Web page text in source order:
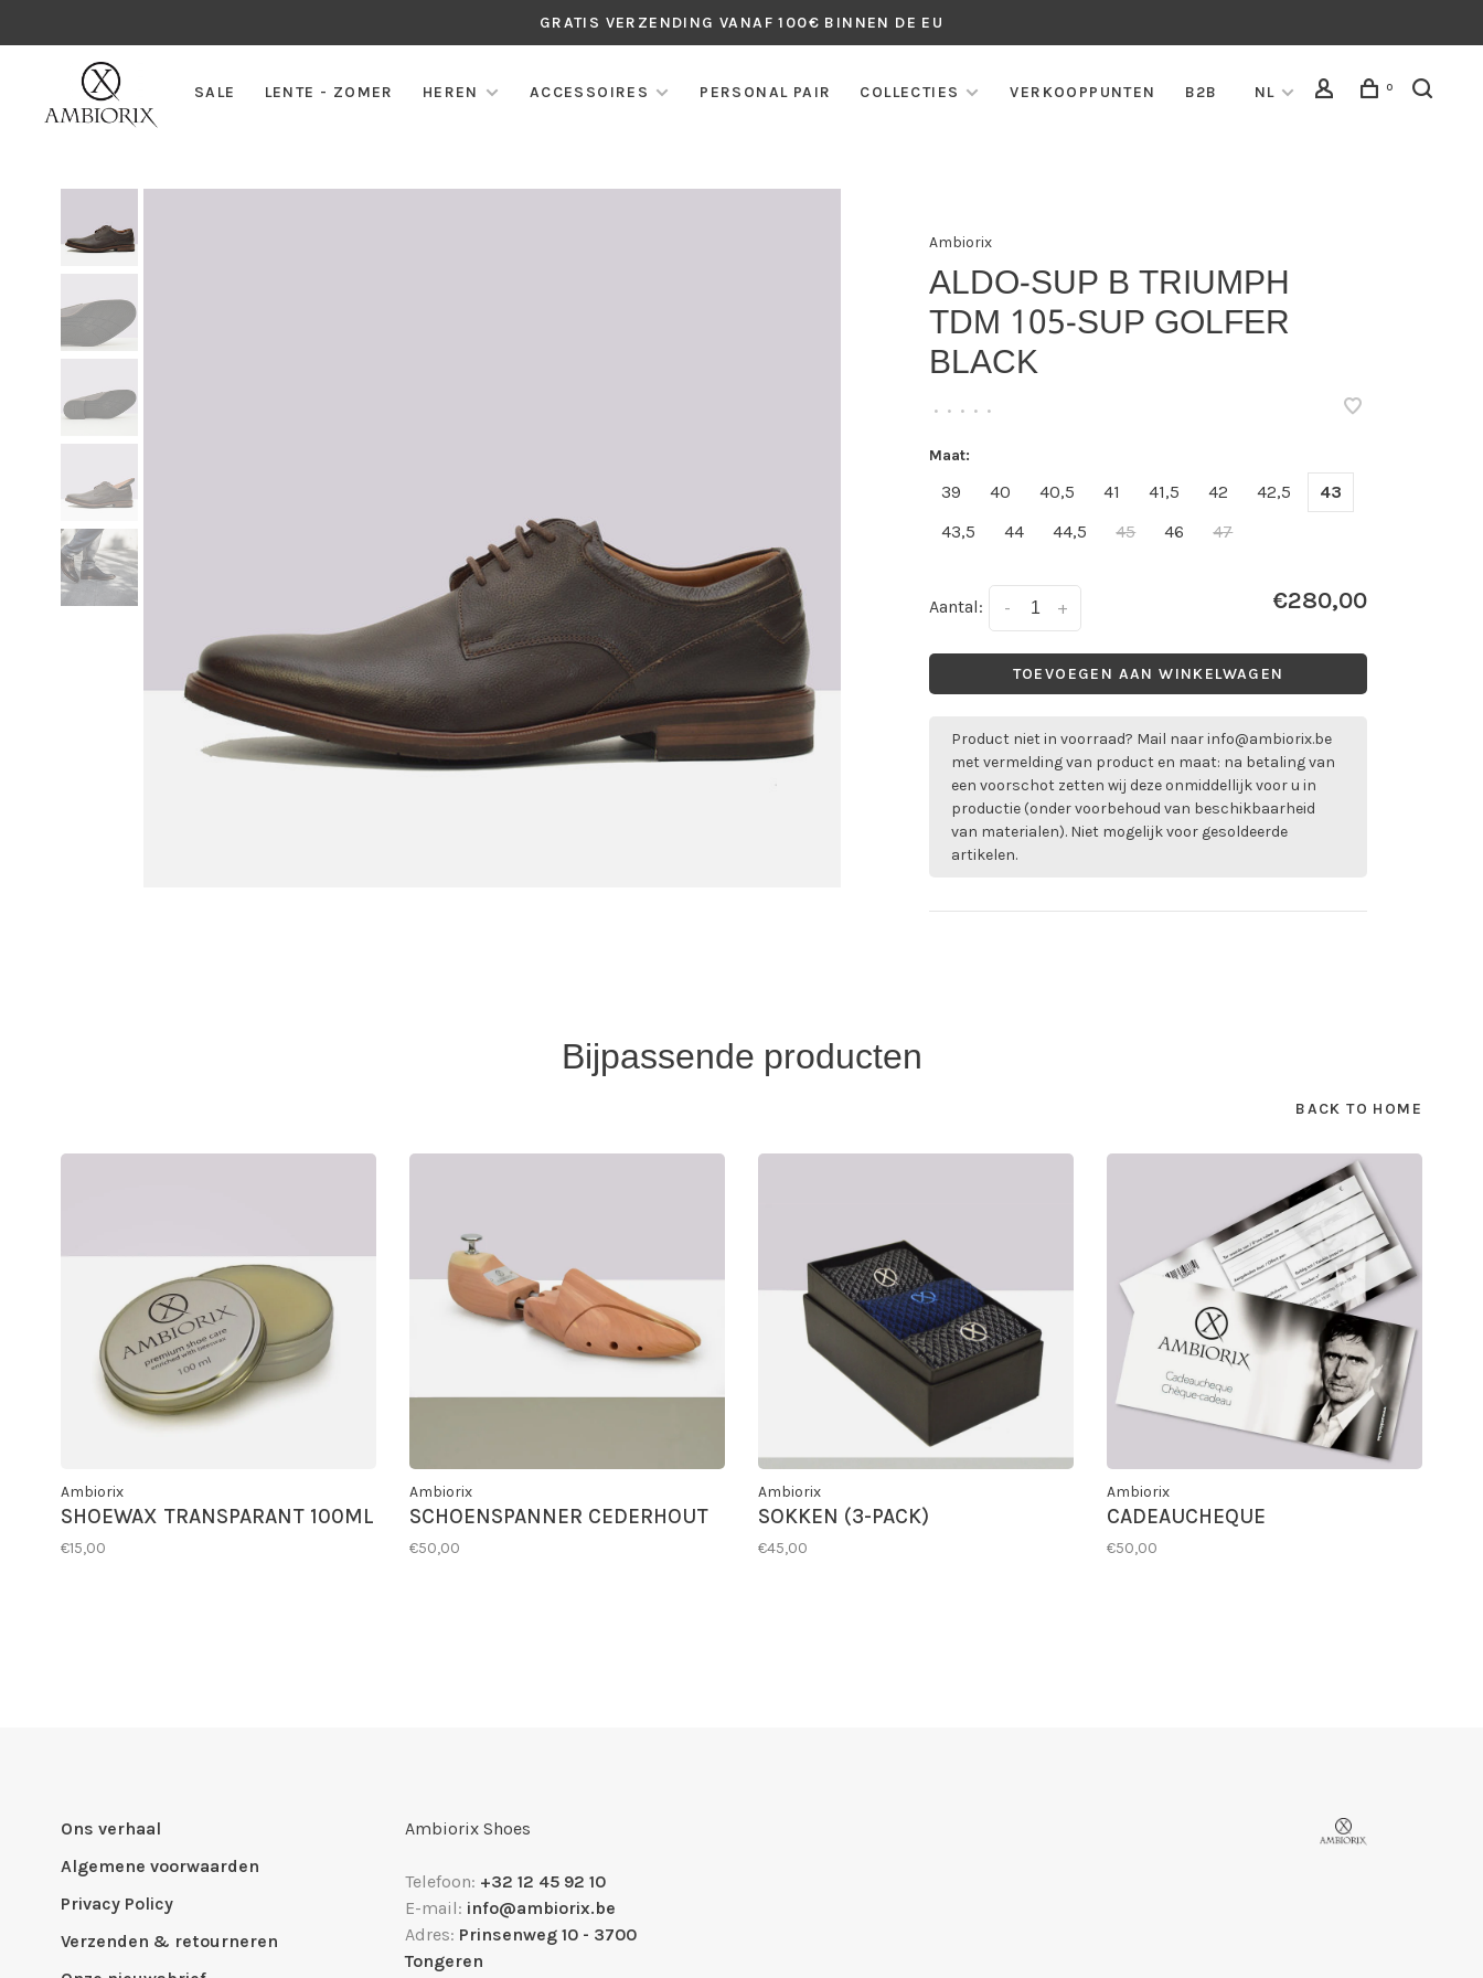
GRATIS VERZENDING VANAF 100€ BINNEN DE EU
SALE LENTE - ZOMER HEREN ACCESSOIRES PERSONAL PAIR COLLECTIES VERKOOPPUNTEN B2B NL 0
Ambiorix
ALDO-SUP B TRIUMPH
TDM 105-SUP GOLFER
BLACK
• • • • •
Maat:
39 40 40,5 41 41,5 42 42,5
43
43,5
44 44,5 45 46 47
Aantal: +
- €280,00
TOEVOEGEN AAN WINKELWAGEN
Product niet in voorraad? Mail naarinfo@ambiorix.be
met vermelding van product en maat: na betaling van
een voorschot zetten wij deze onmiddellijk voor u in
productie (onder voorbehoud van beschikbaarheid
van materialen). Niet mogelijk voor gesoldeerde
artikelen.
Bijpassende producten
BACK TO HOME
Ambiorix
SHOEWAX TRANSPARANT 100ML
€15,00
Ambiorix
SCHOENSPANNER CEDERHOUT
€50,00
Ambiorix
SOKKEN (3-PACK)
€45,00
Ambiorix
CADEAUCHEQUE
€50,00
Ons verhaal
Algemene voorwaarden
Privacy Policy
Verzenden & retourneren
Ambiorix Shoes
Telefoon: +32 12 45 92 10
E-mail: info@ambiorix.be
Adres: Prinsenweg 10 - 3700
Tongeren